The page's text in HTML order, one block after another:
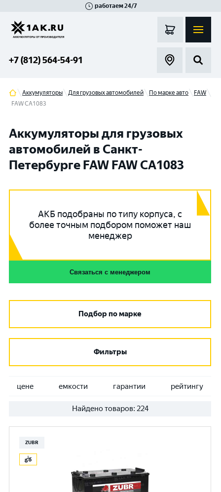
работаем 24/7
+7 (812) 564-54-91
Аккумуляторы Для грузовых автомобилей По марке авто
FAW
FAW CA1083
Аккумуляторы для грузовых
автомобилей в Санкт-
Петербурге FAW FAW CA1083
АКБ подобраны по типу корпуса, с
более точным подбором поможет наш
менеджер
Связаться с менеджером
Подбор по марке
Фильтры
цене емкости гарантии рейтингу
Найдено товаров: 224
ZUBR
Гатчина